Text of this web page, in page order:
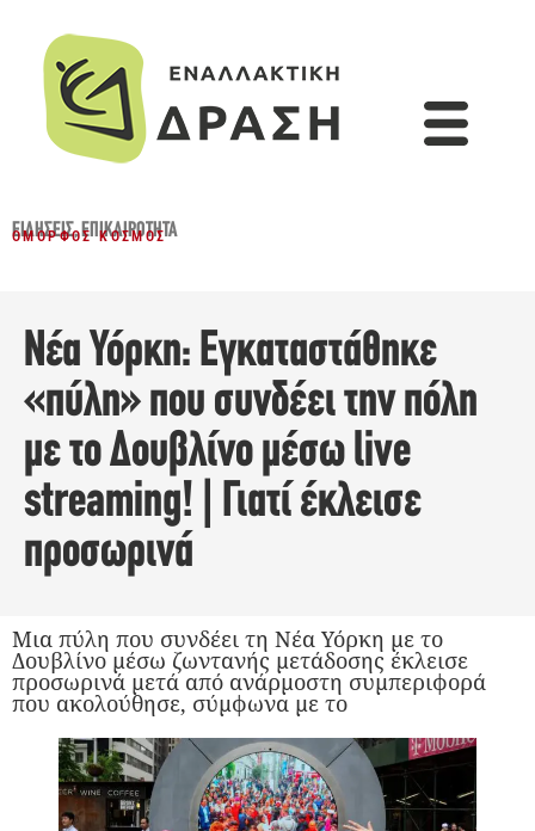
ΕΙΔΉΣΕΙΣ,ΕΠΙΚΑΙΡΌΤΗΤΑ
ΌΜΟΡΦΟΣ ΚΌΣΜΟΣ
Νέα Υόρκη: Εγκαταστάθηκε
«πύλη» που συνδέει την πόλη
με το Δουβλίνο μέσω live
streaming! | Γιατί έκλεισε
προσωρινά
Μια πύλη που συνδέει τη Νέα Υόρκη με το
Δουβλίνο μέσω ζωντανής μετάδοσης έκλεισε
προσωρινά μετά από ανάρμοστη συμπεριφορά
που ακολούθησε, σύμφωνα με το